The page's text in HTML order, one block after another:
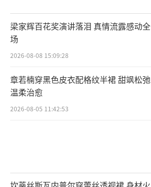
梁家辉百花奖演讲落泪 真情流露感动全
场
2026-08-08 15:09:28
章若楠穿黑色皮衣配格纹半裙 甜飒松弛
温柔治愈
2026-08-05 11:42:53